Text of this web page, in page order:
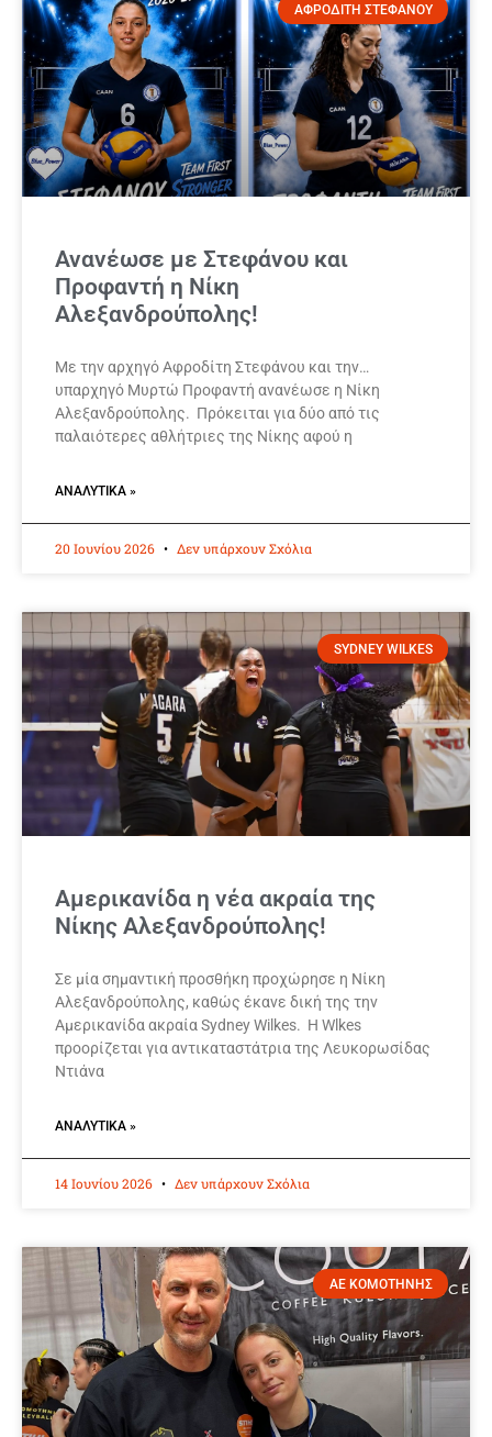
ΑΦΡΟΔΙΤΗ ΣΤΕΦΑΝΟΥ
Ανανέωσε με Στεφάνου και
Προφαντή η Νίκη
Αλεξανδρούπολης!
Με την αρχηγό Αφροδίτη Στεφάνου και την…
υπαρχηγό Μυρτώ Προφαντή ανανέωσε η Νίκη
Αλεξανδρούπολης. Πρόκειται για δύο από τις
παλαιότερες αθλήτριες της Νίκης αφού η
ΑΝΑΛΥΤΙΚΆ »
20 Ιουνίου 2026 Δεν υπάρχουν Σχόλια
SYDNEY WILKES
Αμερικανίδα η νέα ακραία της
Νίκης Αλεξανδρούπολης!
Σε μία σημαντική προσθήκη προχώρησε η Νίκη
Αλεξανδρούπολης, καθώς έκανε δική της την
Αμερικανίδα ακραία Sydney Wilkes. Η Wlkes
προορίζεται για αντικαταστάτρια της Λευκορωσίδας
Ντιάνα
ΑΝΑΛΥΤΙΚΆ »
14 Ιουνίου 2026 Δεν υπάρχουν Σχόλια
ΑΕ ΚΟΜΟΤΗΝΗΣ